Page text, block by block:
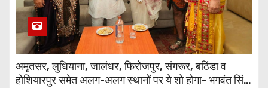
अमृतसर, लुधियाना, जालंधर, फिरोजपुर, संगरूर, बठिंडा व
होशियारपुर समेत अलग-अलग स्थानों पर ये शो होगा- भगवंत सिंह